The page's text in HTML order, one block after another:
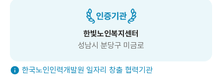
한빛노인복지센터
성남시 분당구 미금로
한국노인인력개발원 일자리 창출 협력기관